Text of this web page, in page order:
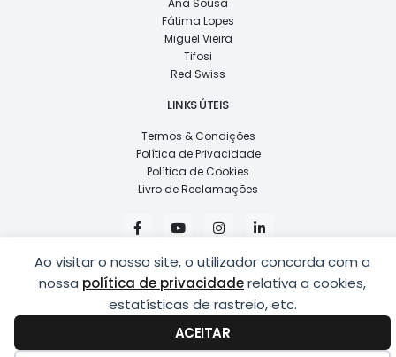
Ao visitar o nosso site, o utilizador concorda com a
nossa política de privacidaderelativa a cookies,
estatísticas de rastreio, etc.
ACEITAR
Fátima Lopes
Miguel Vieira
Tifosi
Red Swiss
LINKS ÚTEIS
Termos & Condições
Política de Privacidade
Política de Cookies
Livro de Reclamações
F
a
e
b
o
o
k
Y
o
t
u
b
e
I
n
t
a
g
r
a
m
i
k
e
d
i
n
n
COPYRIGHT © 2026LUSÍADAS, DISTRIBUIÇÃO DE ÓPTICAS, LDA.|
DESENVOLVIDO POR